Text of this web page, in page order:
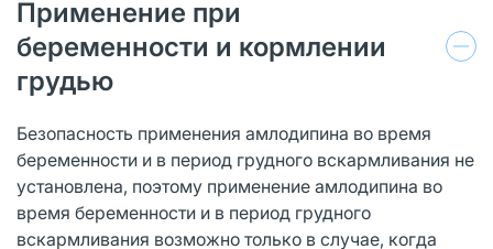
Применение при
беременности и кормлении
грудью
Безопасность применения амлодипина во время
беременности и в период грудного вскармливания не
установлена, поэтому применение амлодипина во
время беременности и в период грудного
вскармливания возможно только в случае, когда